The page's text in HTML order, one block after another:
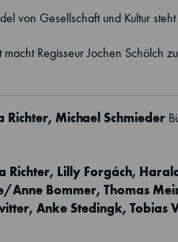
von Gesellschaft und Kultur
Regisseur Jochen Schölch
Richter, Michael Schmieder
Richter, Lilly Forgách,
Anne Bommer, Thomas
Anke Stedingk, Tobias